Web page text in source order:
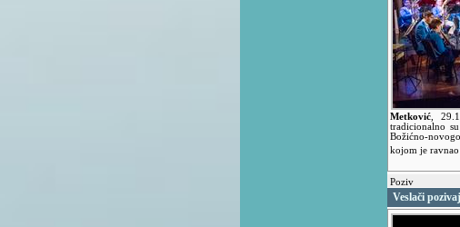
Metković
tradicionalno
Božićno-
kojom je
Poziv
Veslači